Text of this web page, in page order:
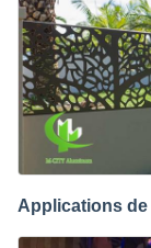
Applications de